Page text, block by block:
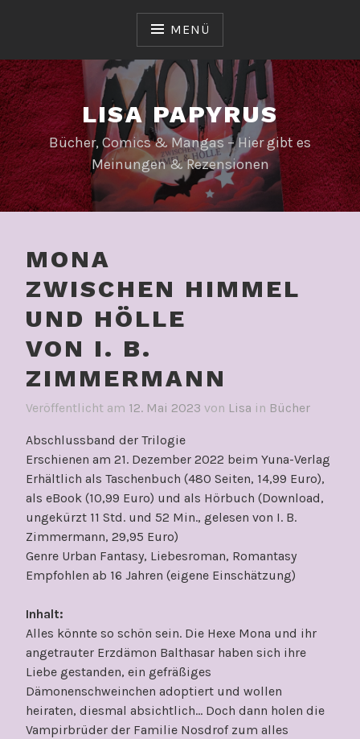
MENÜ
LISA PAPYRUS
Bücher, Comics & Mangas – Hier gibt es
Meinungen & Rezensionen
MONA
ZWISCHEN HIMMEL
UND HÖLLE
VON I. B.
ZIMMERMANN
Veröffentlicht am 12. Mai 2023 von Lisa in Bücher
Abschlussband der Trilogie
Erschienen am 21. Dezember 2022 beim Yuna-Verlag
Erhältlich als Taschenbuch (480 Seiten, 14,99 Euro),
als eBook (10,99 Euro) und als Hörbuch (Download,
ungekürzt 11 Std. und 52 Min., gelesen von I. B.
Zimmermann, 29,95 Euro)
Genre Urban Fantasy, Liebesroman, Romantasy
Empfohlen ab 16 Jahren (eigene Einschätzung)
Inhalt:
Alles könnte so schön sein. Die Hexe Mona und ihr
angetrauter Erzdämon Balthasar haben sich ihre
Liebe gestanden, ein gefräßiges
Dämonenschweinchen adoptiert und wollen
heiraten, diesmal absichtlich… Doch dann holen die
Vampirbrüder der Familie Nosdrof zum alles